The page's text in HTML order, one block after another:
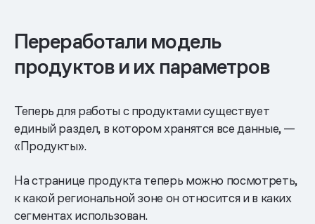
Переработали модель
продуктов и их параметров
Теперь для работы с продуктами существует
единый раздел, в котором хранятся все данные, —
«Продукты».
На странице продукта теперь можно посмотреть,
к какой региональной зоне он относится и в каких
сегментах использован.